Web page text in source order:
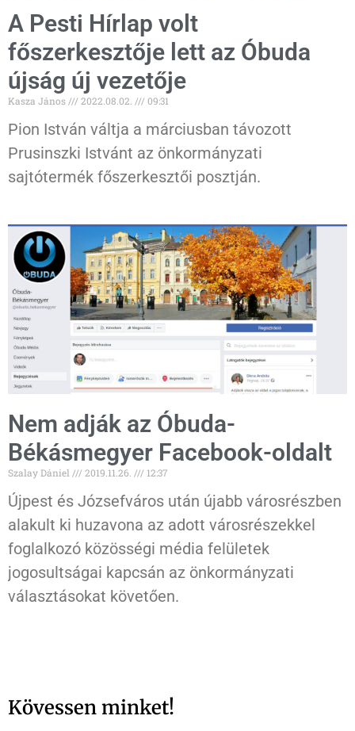
A Pesti Hírlap volt
főszerkesztője lett az Óbuda
újság új vezetője
Kasza János 2022.08.02. 09:31
Pion István váltja a márciusban távozott
Prusinszki Istvánt az önkormányzati
sajtótermék főszerkesztői posztján.
Nem adják az Óbuda-
Békásmegyer Facebook-oldalt
Szalay Dániel 2019.11.26. 12:37
Újpest és Józsefváros után újabb városrészben
alakult ki huzavona az adott városrészekkel
foglalkozó közösségi média felületek
jogosultságai kapcsán az önkormányzati
választásokat követően.
Kövessen minket!